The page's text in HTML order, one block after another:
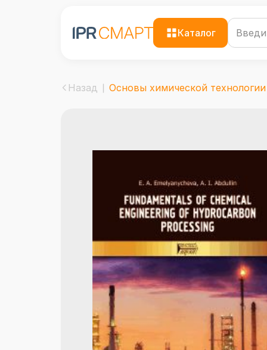
Каталог
Назад Основы химической технологии